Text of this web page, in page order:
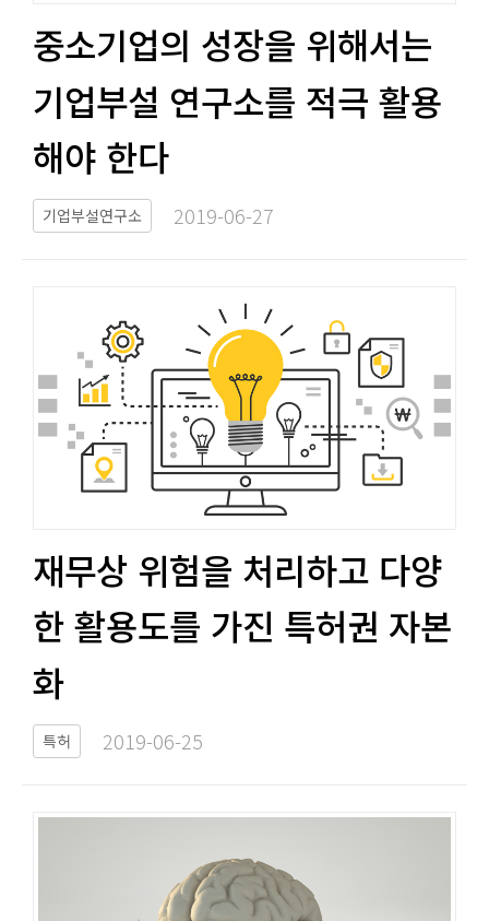
중소기업의 성장을 위해서는
기업부설 연구소를 적극 활용
해야 한다​​
기업부설연구소 2019-06-27​
재무상 위험을 처리하고 다양
한 활용도를 가진 특허권 자본
화​​
특허 2019-06-25​